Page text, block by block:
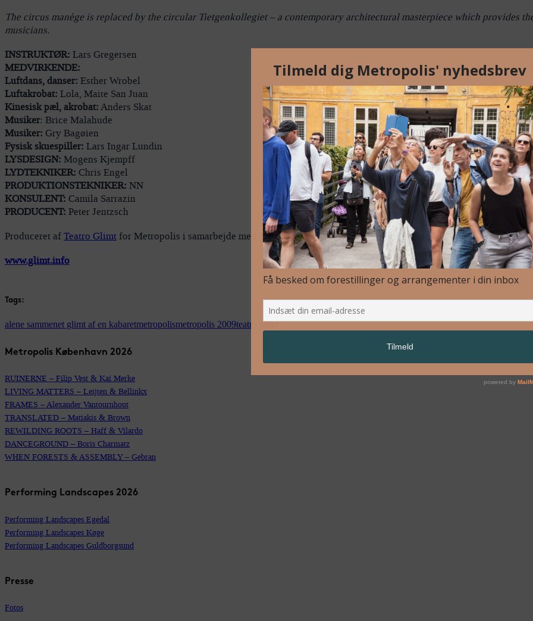
The circus manège is replaced by the circular Tietgenkollegiet – a contemporary architectural masterpiece which provides
musicians.
INSTRUKTØR: Lars Gregersen
MEDVIRKENDE:
Luftdans, danser: Esther Wrobel
Luftakrobat: Lola, Maite San Juan
Kinesisk pæl, akrobat:Anders Skat
Musiker: Brice Malahude
Musiker: Gry Bagøien
Fysisk skuespiller: Lars Ingar Lundin
LYSDESIGN: Mogens Kjempff
LYDTEKNIKER: Chris Engel
PRODUKTIONSTEKNIKER: NN
KONSULENT: Camila Sarrazin
PRODUCENT: Peter Jentzsch
Produceret afTeatro Glimtfor Metropolis i samarbejde med Tietgenkollegiet og med støtte fra Kunstrådets
www.glimt.info
Tags:
alene sammenet glimt af en kabaretmetropolismetropolis 2009teatro glimt
Metropolis København 2026
RUINERNE – Filip Vest & Kai Merke
LIVING MATTERS – Leijten & Bellinkx
FRAMES – Alexander Vantournhout
TRANSLATED – Matiakis & Brown
REWILDING ROOTS – Haff & Vilardo
DANCEGROUND – Boris Charmatz
WHEN FORESTS & ASSEMBLY – Gebran
Performing Landscapes 2026
Performing Landscapes Egedal
Performing Landscapes Køge
Performing Landscapes Guldborgsund
Presse
Fotos